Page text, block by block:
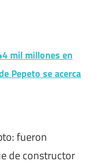
mil millones en
Pepeto se acerca
fueron
de constructor